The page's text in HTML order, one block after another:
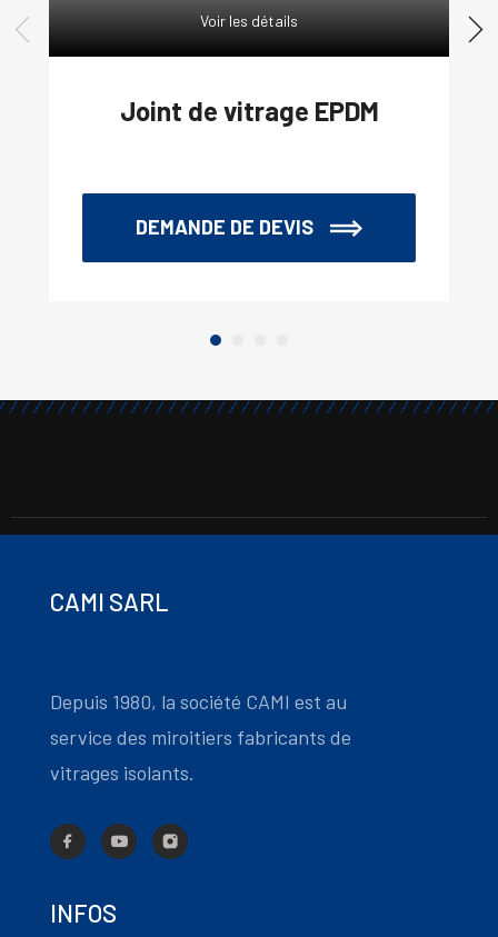
Voir les détails
Joint de vitrage EPDM
DEMANDE DE DEVIS
CAMI SARL
Depuis 1980, la société CAMI est au
service des miroitiers fabricants de
vitrages isolants.
INFOS